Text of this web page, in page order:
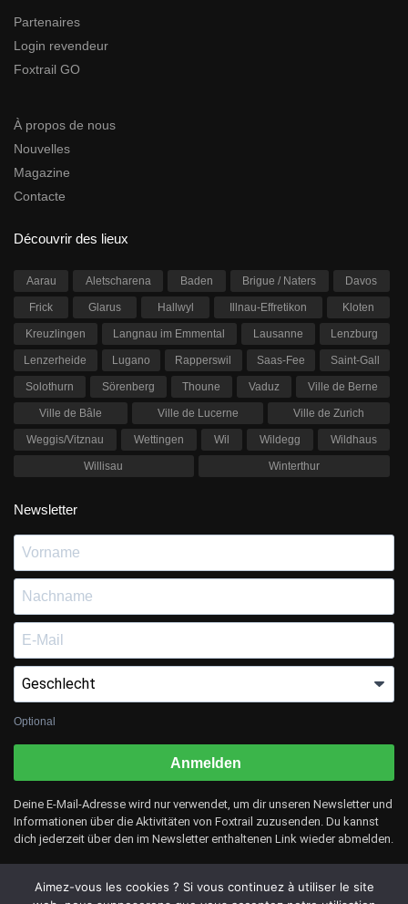
Partenaires
Login revendeur
Foxtrail GO
À propos de nous
Nouvelles
Magazine
Contacte
Découvrir des lieux
Aarau Aletscharena Baden Brigue / Naters Davos
Frick Glarus Hallwyl Illnau-Effretikon Kloten
Kreuzlingen Langnau im Emmental Lausanne Lenzburg
Lenzerheide Lugano Rapperswil Saas-Fee Saint-Gall
Solothurn Sörenberg Thoune Vaduz Ville de Berne
Ville de Bâle Ville de Lucerne Ville de Zurich
Weggis/Vitznau Wettingen Wil Wildegg Wildhaus
Willisau Winterthur
Newsletter
Optional
Anmelden
Deine E-Mail-Adresse wird nur verwendet, um dir unseren Newsletter und
Informationen über die Aktivitäten von Foxtrail zuzusenden. Du kannst
dich jederzeit über den im Newsletter enthaltenen Link wieder abmelden.
© Foxtrail 2025
Aimez-vous les cookies ? Si vous continuez à utiliser le site